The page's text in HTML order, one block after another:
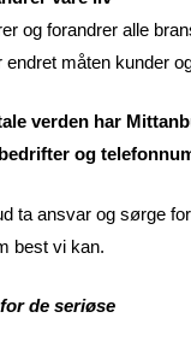
og forandrer alle
måten kunder
verden har
og
ta ansvar og sørge
best vi kan.
de seriøse